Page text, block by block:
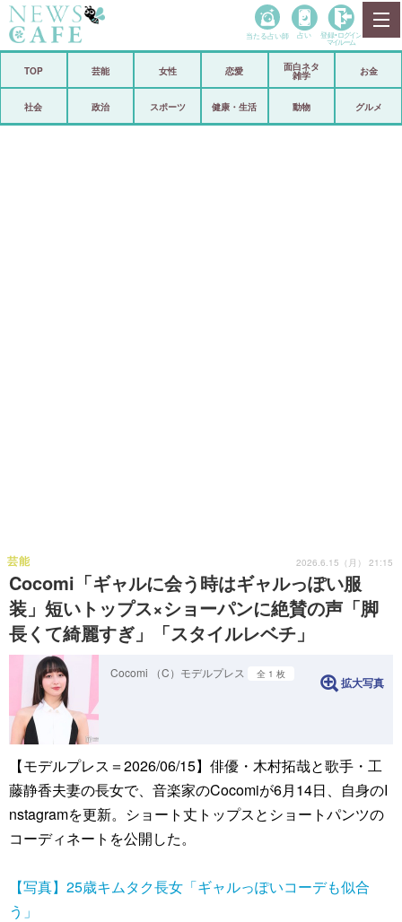
政治
当たる占い師 占い 登録• ログイン
マイルーム
TOP 芸能 女性 恋愛
面白ネタ
雑学
お金
社会 政治 スポーツ 健康・生活 動物 グルメ
Cocomi「ギャルに会う時はギャルっぽい服
装」短いトップス×ショーパンに絶賛の声「脚
長くて綺麗すぎ」「スタイルレベチ」
芸能 2026.6.15（月） 21:15
Cocomi （C）モデルプレス 全 1 枚
拡大写真
【モデルプレス＝2026/06/15】俳優・木村拓哉と歌手・工
藤静香夫妻の長女で、音楽家のCocomiが6月14日、自身のI
nstagramを更新。ショート丈トップスとショートパンツの
コーディネートを公開した。
【写真】25歳キムタク長女「ギャルっぽいコーデも似合
う」